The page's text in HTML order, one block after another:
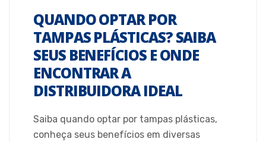
QUANDO OPTAR POR
TAMPAS PLÁSTICAS? SAIBA
SEUS BENEFÍCIOS E ONDE
ENCONTRAR A
DISTRIBUIDORA IDEAL
Saiba quando optar por tampas plásticas,
conheça seus benefícios em diversas